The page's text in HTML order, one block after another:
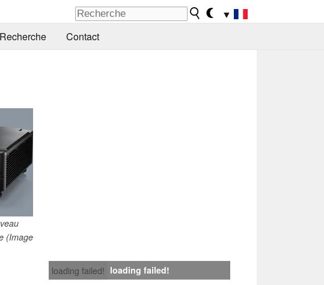
▼
Recherche Contact
(Image
loading failed! loading failed!